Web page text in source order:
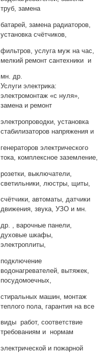
труб, замена
батарей, замена радиаторов,
установка счётчиков,
фильтров, услуга муж на час,
мелкий ремонт сантехники и
мн. др.
Услуги электрика:
электромонтаж «с нуля»,
замена и ремонт
электропроводки, установка
стабилизаторов напряжения и
генераторов электрического
тока, комплексное заземление,
розетки, выключатели,
светильники, люстры, щиты,
счётчики, автоматы, датчики
движения, звука, УЗО и мн.
др. , варочные панели,
духовые шкафы,
электроплиты,
подключение
водонагревателей, вытяжек,
посудомоечных,
стиральных машин, монтаж
теплого пола, гарантия на все
виды работ, соответствие
требованиям и нормам
электрической и пожарной